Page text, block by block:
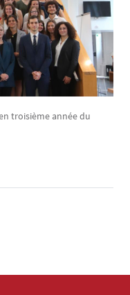
troisième année du